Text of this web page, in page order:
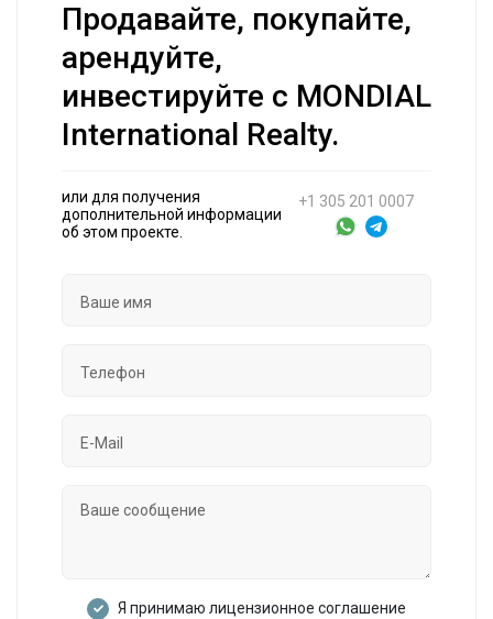
Продавайте, покупайте,
арендуйте,
инвестируйте с MONDIAL
International Realty.
или для получения
дополнительной информации
об этом проекте.
+1 305 201 0007
Я принимаю лицензионное соглашение